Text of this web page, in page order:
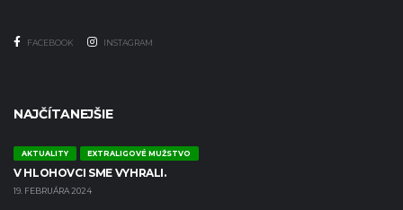
FACEBOOK INSTAGRAM
NAJČÍTANEJŠIE
AKTUALITY EXTRALIGOVÉ MUŽSTVO
V HLOHOVCI SME VYHRALI.
19. FEBRUÁRA 2024